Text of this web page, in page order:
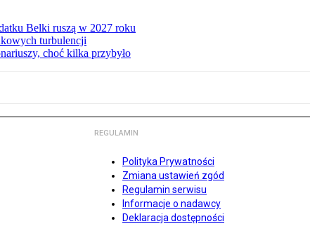
Belki ruszą w 2027 roku
turbulencji
choć kilka przybyło
REGULAMIN
Polityka Prywatności
Zmiana ustawień zgód
Regulamin serwisu
Informacje o nadawcy
Deklaracja dostępności